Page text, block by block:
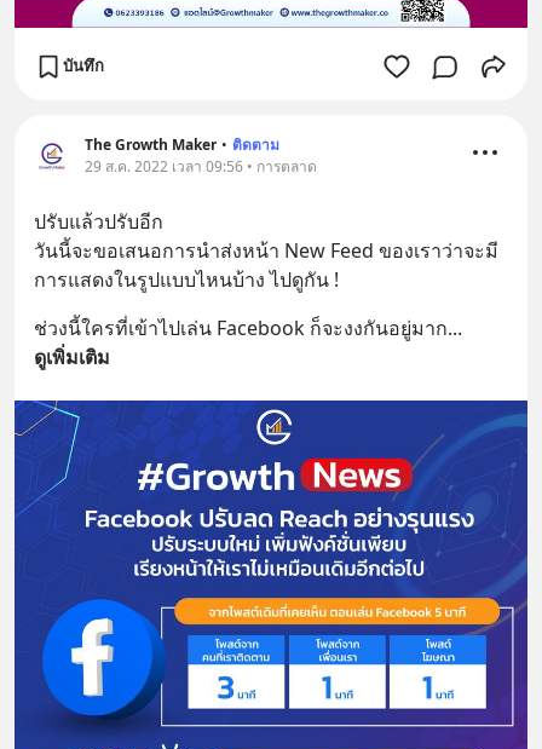
บันทึก
The Growth Maker • ติดตาม
29 ส.ค. 2022 เวลา 09:56 • การตลาด
ปรับแล้วปรับอีก
วันนี้จะขอเสนอการนำส่งหน้า New Feed ของเราว่าจะมี
การแสดงในรูปแบบไหนบ้าง ไปดูกัน !
ช่วงนี้ใครที่เข้าไปเล่น Facebook ก็จะงงกันอยู่มาก...
ดูเพิ่มเติม